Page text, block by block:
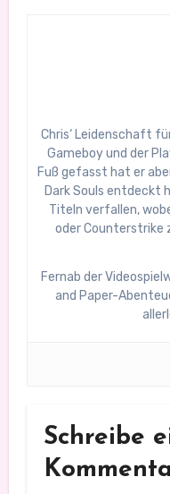
Chris‘ Leidenschaft
Gameboy und der
Fuß gefasst hat er
Dark Souls entdeckt
Titeln verfallen,
oder Counterstrike
Fernab der
and Paper-
Schreibe